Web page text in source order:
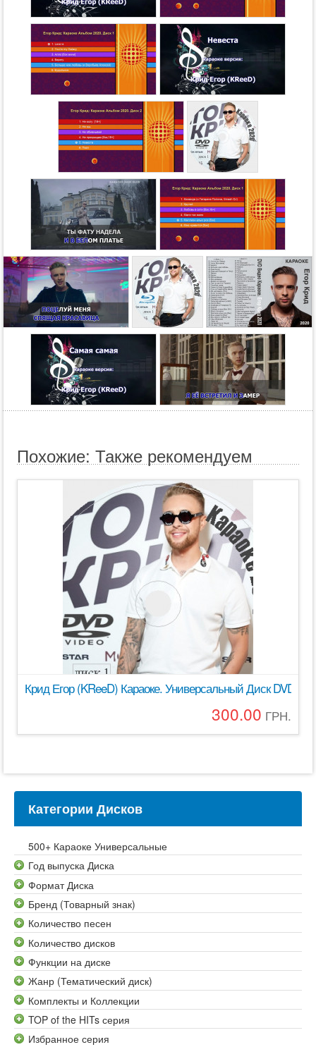
Похожие: Также рекомендуем
Крид Егор (KReeD) Караоке. Универсальный Диск DVD
300.00 ГРН.
Категории Дисков
500+ Караоке Универсальные
Год выпуска Диска
Формат Диска
Бренд (Товарный знак)
Количество песен
Количество дисков
Функции на диске
Жанр (Тематический диск)
Комплекты и Коллекции
TOP of the HITs серия
Избранное серия